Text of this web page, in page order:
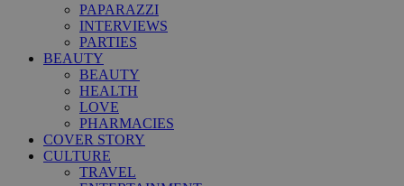
PAPARAZZI
INTERVIEWS
PARTIES
BEAUTY
BEAUTY
HEALTH
LOVE
PHARMACIES
COVER STORY
CULTURE
TRAVEL